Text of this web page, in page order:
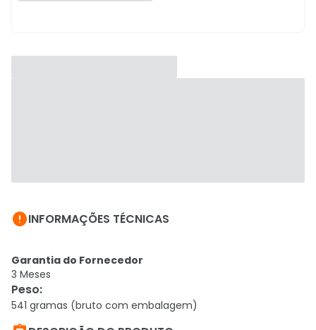
INFORMAÇÕES TÉCNICAS
Garantia do Fornecedor
3 Meses
Peso:
541 gramas (bruto com embalagem)